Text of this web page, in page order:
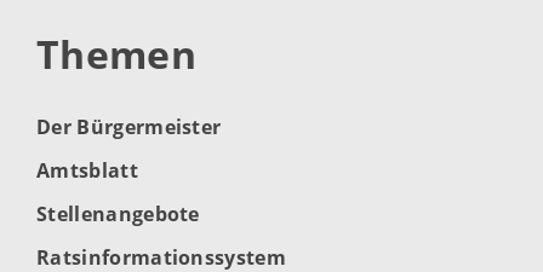
Themen
Der Bürgermeister
Amtsblatt
Stellenangebote
Ratsinformationssystem